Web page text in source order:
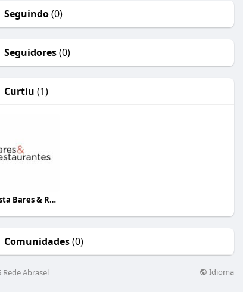
Seguindo(0)
Seguidores(0)
Curtiu (1)
Revista Bares & Restaurantes
Comunidades(0)
Abrasel Idioma